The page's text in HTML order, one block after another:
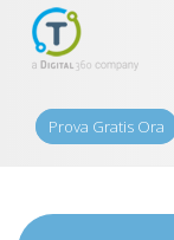
Prova Gratis Ora